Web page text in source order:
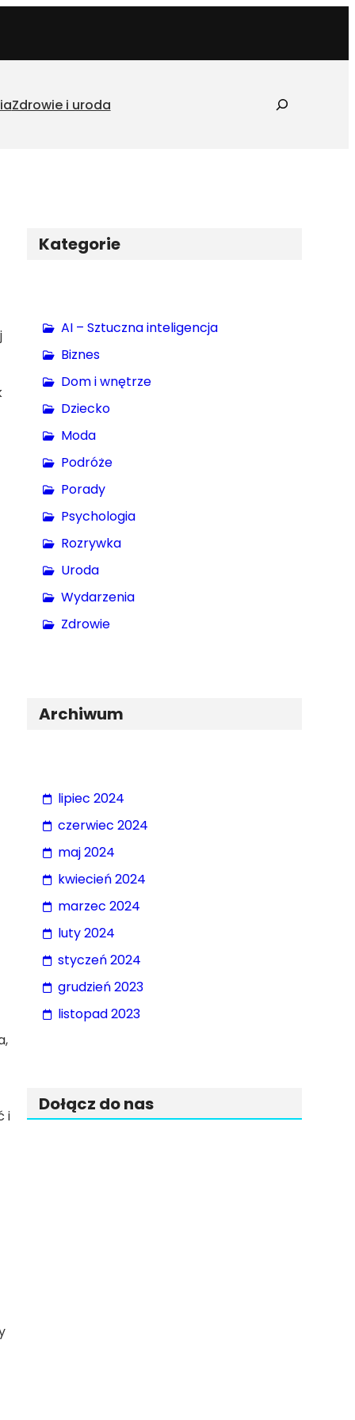
Zdrowie i uroda
i
Kategorie
AI – Sztuczna inteligencja
Biznes
Dom i wnętrze
Dziecko
Moda
Podróże
Porady
Psychologia
Rozrywka
Uroda
Wydarzenia
Zdrowie
Archiwum
lipiec 2024
czerwiec 2024
maj 2024
kwiecień 2024
marzec 2024
luty 2024
styczeń 2024
grudzień 2023
listopad 2023
Dołącz do nas